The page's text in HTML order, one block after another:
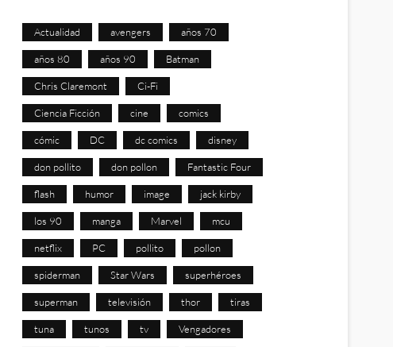
Actualidad avengers años 70
años 80 años 90 Batman
Chris Claremont Ci-Fi
Ciencia Ficción cine comics
cómic DC dc comics disney
don pollito don pollon Fantastic Four
flash humor image jack kirby
los 90 manga Marvel mcu
netflix PC pollito pollon
spiderman Star Wars superhéroes
superman televisión thor tiras
tuna tunos tv Vengadores